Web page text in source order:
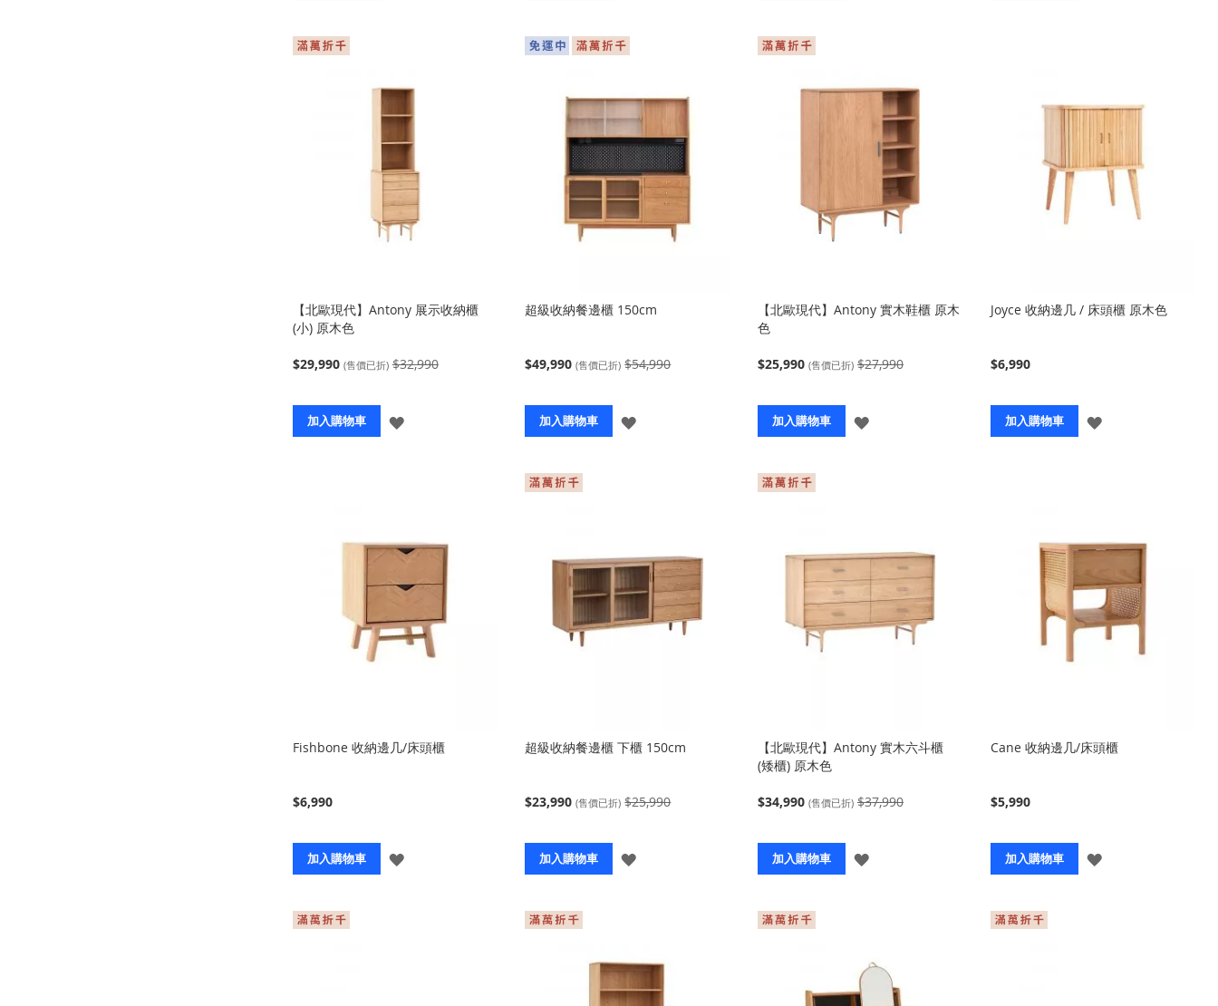
【北歐現代】Antony 展示收納櫃
(小) 原木色
$29,990 (售價已折) $32,990
加入購物車
登
超級收納餐邊櫃 150cm
$49,990 (售價已折) $54,990
加入購物車
登
【北歐現代】Antony 實木鞋櫃 原木
色
$25,990 (售價已折) $27,990
加入購物車
登
Joyce 收納邊几 / 床頭櫃 原木色
$6,990
加入購物車
登
Fishbone 收納邊几/床頭櫃
$6,990
加入購物車
登
超級收納餐邊櫃 下櫃 150cm
$23,990 (售價已折) $25,990
加入購物車
登
【北歐現代】Antony 實木六斗櫃
(矮櫃) 原木色
$34,990 (售價已折) $37,990
加入購物車
登
Cane 收納邊几/床頭櫃
$5,990
加入購物車
登